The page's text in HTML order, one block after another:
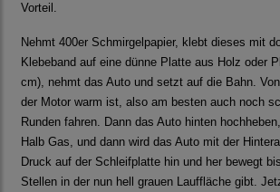
Vorteil.
Nehmt 400er Schmirgelpapier, klebt dieses mit
Klebeband auf eine dünne Platte aus Holz oder
cm), nehmt das Auto und setzt auf die Bahn.
der Motor warm ist, also am besten auch noch
Runden fahren. Dann das Auto hinten
Halb Gas, und dann wird das Auto mit der
Druck auf der Schleifplatte hin und her bewegt
Stellen in der nun hell grauen Lauffläche gibt.